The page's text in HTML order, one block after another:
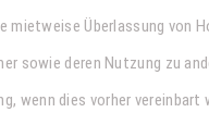
Überlassung
sowie deren Nutzung zu
wenn dies vorher vereinbart